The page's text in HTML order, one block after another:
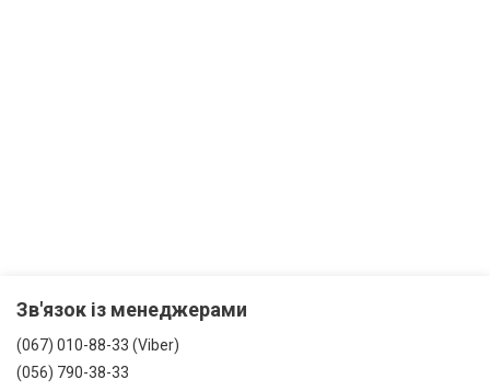
Зв'язок із менеджерами
(067) 010-88-33 (Viber)
(056) 790-38-33